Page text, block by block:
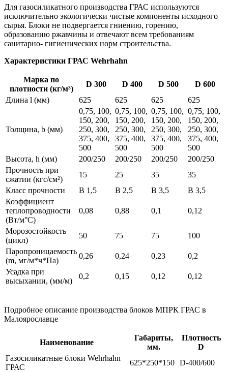
Для газосиликатного производства ГРАС используются
исключительно экологически чистые компоненты исходного
сырья. Блоки не подвергается гниению, горению,
образованию ржавчины и отвечают всем требованиям
санитарно- гигиенических норм строительства.
Характеристики ГРАС Wehrhahn
Марка по
плотности (кг/м³)
D 300 D 400 D 500
D 600
Длина l (мм)
625 625 625 625
Толщина, b (мм)
0,75, 100,
150, 200,
250, 300,
375, 400,
500
0,75, 100,
150, 200,
250, 300,
375, 400,
500
0,75, 100,
150, 200,
250, 300,
375, 400,
500
0,75, 100,
150, 200,
250, 300,
375, 400,
500
Высота, h (мм)
200/250 200/250 200/250
200/250
Прочность при
сжатии (кгс/см²)
15 25 35
35
Класс прочности
B 1,5 B 2,5 B 3,5
B 3,5
Коэффициент
теплопроводности
(Вт/м°С)
0,08 0,88 0,1 0,12
Морозостойкость
(цикл)
50 75 75
100
Паропроницаемость
(m, мг/м*ч*Па)
0,26 0,24 0,23
0,2
Усадка при
высыхании, (мм/м)
0,2 0,15 0,12 0,12
Подробное описание производства блоков МПРК ГРАС в
Малоярославце
Наименование
Габариты,
мм.
Плотность
D
Газосиликатные блоки Wehrhahn
ГРАС
625*250*150 D-400/600